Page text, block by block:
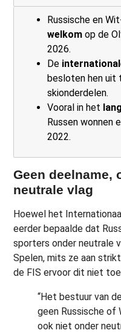
Russische en
welkom op de
2026.
De
besloten hen uit
skionderdelen.
Vooral in het
Russen wonnen
2022.
Geen deelname,
neutrale vlag
Hoewel het
eerder bepaalde dat
sporters onder neutrale
Spelen, mits ze aan
de FIS ervoor dit niet
“Het bestuur van
geen Russische of
ook niet onder